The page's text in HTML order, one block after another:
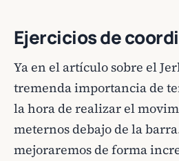
Ejercicios de
Ya en el artículo sobre el
tremenda importancia de
la hora de realizar el
meternos debajo de la
mejoraremos de forma